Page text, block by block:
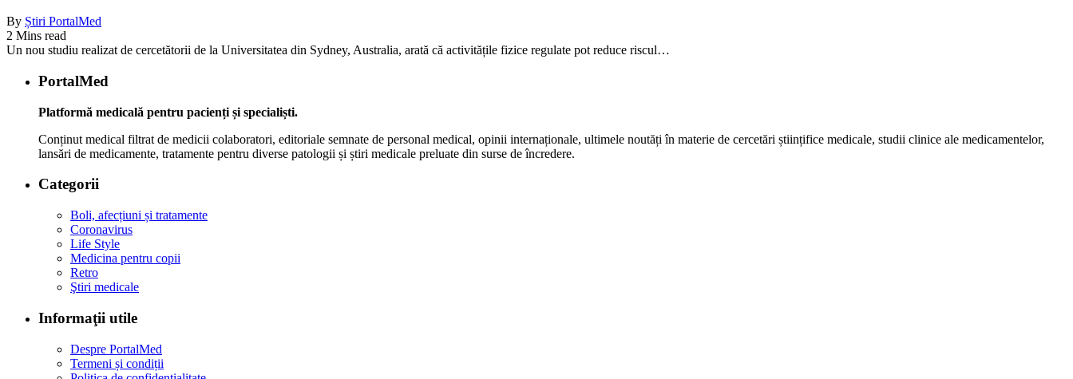
By Știri PortalMed
2 Mins read
Un nou studiu realizat de cercetătorii de la Universitatea din Sydney, Australia, arată că activitățile fizice regulate pot reduce riscul…
PortalMed
Platformă medicală pentru pacienți și specialiști.
Conținut medical filtrat de medicii colaboratori, editoriale semnate de personal medical, opinii internaționale, ultimele noutăți în materie de cercetări științifice medicale, studii clinice ale medicamentelor,
lansări de medicamente, tratamente pentru diverse patologii și știri medicale preluate din surse de încredere.
Categorii
Boli, afecțiuni și tratamente
Coronavirus
Life Style
Medicina pentru copii
Retro
Ştiri medicale
Informaţii utile
Despre PortalMed
Termeni și condiții